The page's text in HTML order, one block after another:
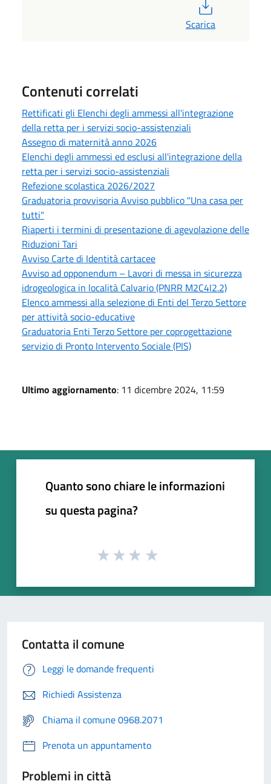
Scarica
Contenuti correlati
Rettificati gli Elenchi degli ammessi all'integrazione
della retta per i servizi socio-assistenziali
Assegno di maternità anno 2026
Elenchi degli ammessi ed esclusi all'integrazione della
retta per i servizi socio-assistenziali
Refezione scolastica 2026/2027
Graduatoria provvisoria Avviso pubblico "Una casa per
tutti"
Riaperti i termini di presentazione di agevolazione delle
Riduzioni Tari
Avviso Carte di Identità cartacee
Avviso ad opponendum – Lavori di messa in sicurezza
idrogeologica in località Calvario (PNRR M2C4I2.2)
Elenco ammessi alla selezione di Enti del Terzo Settore
per attività socio-educative
Graduatoria Enti Terzo Settore per coprogettazione
servizio di Pronto Intervento Sociale (PIS)
Ultimo aggiornamento: 11 dicembre 2024, 11:59
Quanto sono chiare le informazioni
su questa pagina?
Contatta il comune
Leggi le domande frequenti
Richiedi Assistenza
Chiama il comune 0968.2071
Prenota un appuntamento
Problemi in città